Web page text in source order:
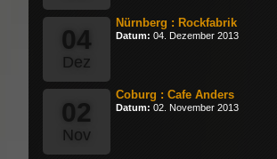
04
Dez
Nürnberg : Rockfabrik
Datum: 04. Dezember 2013
02
Nov
Coburg : Cafe Anders
Datum: 02. November 2013